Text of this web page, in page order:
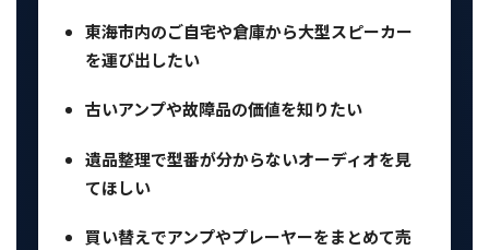
東海市内のご自宅や倉庫から大型スピーカー
を運び出したい
古いアンプや故障品の価値を知りたい
遺品整理で型番が分からないオーディオを見
てほしい
買い替えでアンプやプレーヤーをまとめて売